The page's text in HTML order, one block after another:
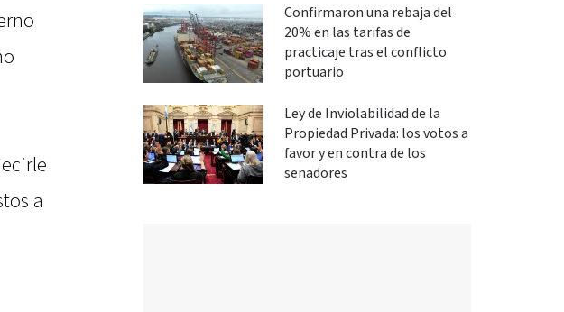
a
Confirmaron una rebaja del
20% en las tarifas de
practicaje tras el conflicto
portuario
Ley de Inviolabilidad de la
Propiedad Privada: los votos a
favor y en contra de los
senadores